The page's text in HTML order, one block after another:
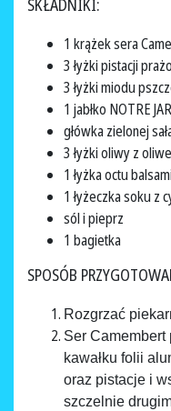
SKŁADNIKI:
1 krążek sera
3 łyżki pistacji
3 łyżki miodu
1 jabłko NOTRE
główka zielonej
3 łyżki oliwy z
1 łyżka octu
1 łyżeczka soku z
sól i pieprz
1 bagietka
SPOSÓB
Rozgrzać
Ser Camembert
kawałku folii
oraz pistacje i
szczelnie